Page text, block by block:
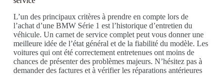
L’un des principaux critères à prendre en compte lors de
l’achat d’une BMW Série 1 est l’historique d’entretien du
véhicule. Un carnet de service complet peut vous donner une
meilleure idée de l’état général et de la fiabilité du modèle. Les
voitures qui ont été correctement entretenues ont moins de
chances de présenter des problèmes majeurs. N’hésitez pas à
demander des factures et à vérifier les réparations antérieures